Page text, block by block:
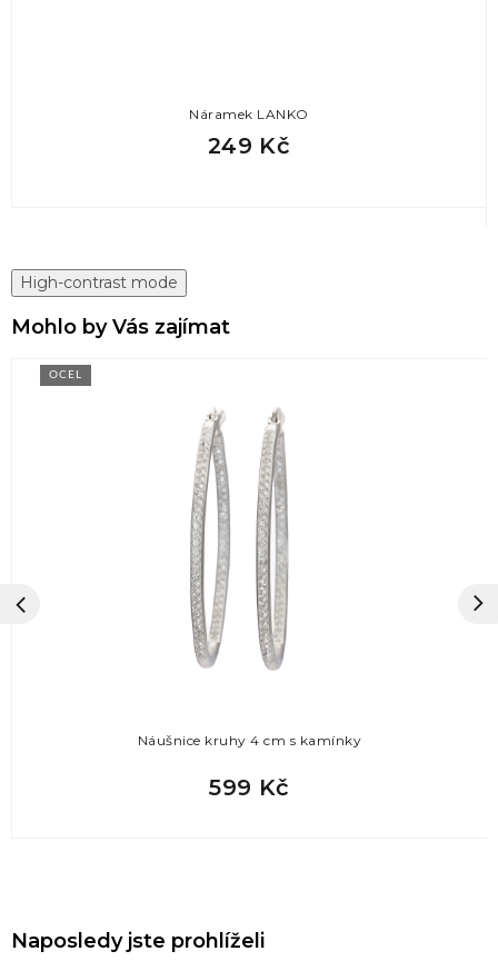
Náramek LANKO
249 Kč
High-contrast mode
Mohlo by Vás zajímat
OCEL
Náušnice kruhy 4 cm s kamínky
599 Kč
Naposledy jste prohlíželi